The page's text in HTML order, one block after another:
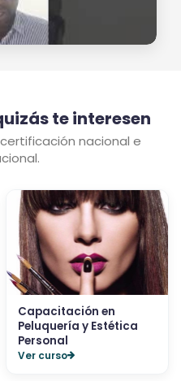
te interesen
nacional e
Capacitación en
Peluquería y Estética
Personal
Ver curso